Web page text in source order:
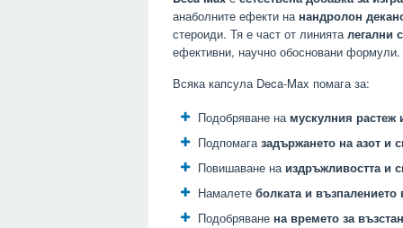
анаболните ефекти на нандролон
стероиди. Тя е част от линияталегални
ефективни, научно обосновани формули.
Всяка капсула Deca-Max помага за:
Подобряване на мускулния растеж
Подпомагазадържането на азот и
Повишаване на издръжливостта и
Намалете болката и възпалението
Подобряване на времето за